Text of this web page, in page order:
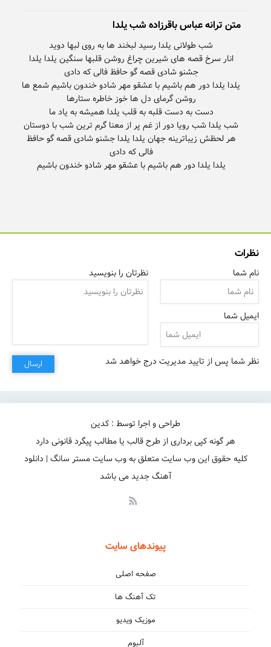
متن ترانه عباس باقرزاده شب یلدا
انار سرخ قصه های شیرین چراغ روشن قلبها سنگین یلدا یلدا
یلدا یلدا دور هم باشیم با عشقو مهر شادو خندون باشیم شمع ها
شب یلدا شب رویا دور از غم پر از معنا گرم ترین شب با دوستان
هر لحظش زیباترینه جهان یلدا یلدا جشنو شادی قصه گو حافظ
یلدا یلدا دور هم باشیم با عشقو مهر شادو خندون باشیم
نظرات
نام شما
ایمیل شما
نظرتان را بنویسید
نظر شما پس از تایید مدیریت درج خواهد شد ارسال
طراحی و اجرا توسط : کدین
هر گونه کپی برداری از طرح قالب یا مطالب پیگرد قانونی دارد
کلیه حقوق این وب سایت متعلق به وب سایت مستر سانگ | دانلود
آهنگ جدید می باشد
پیوندهای سایت
صفحه اصلی
تک آهنگ ها
موزیک ویدیو
آلبوم